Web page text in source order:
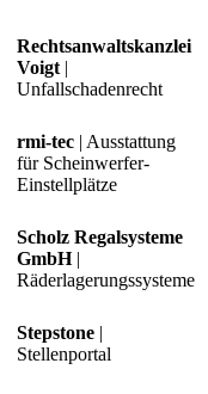
Rechtsanwaltskanzlei
Voigt |
Unfallschadenrecht
rmi-tec | Ausstattung
für Scheinwerfer-
Einstellplätze
Scholz Regalsysteme
GmbH |
Räderlagerungssysteme
Stepstone |
Stellenportal